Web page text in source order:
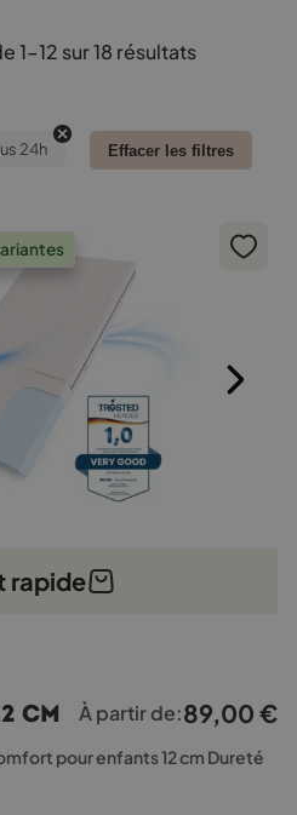
1–12 sur 18 résultats
24h Effacer les filtres
rapide
cm À partir de:89,00 €
pour enfants 12 cm Dureté